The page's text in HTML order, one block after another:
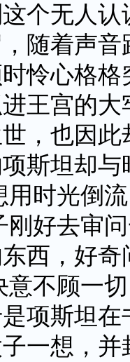
个无人
随着声
怜心格
王宫的
，也因
斯坦却
用时光倒
刚好去审
西，好
意不顾一
项斯坦
一想，